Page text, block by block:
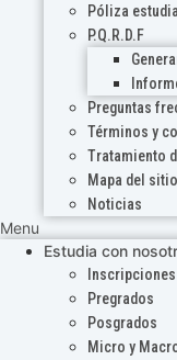
Póliza
P.Q.R.D.F
Preguntas
Términos y
Tratamiento
Mapa del sitio
Noticias
Menu
Estudia con
Inscripciones
Pregrados
Posgrados
Micro y